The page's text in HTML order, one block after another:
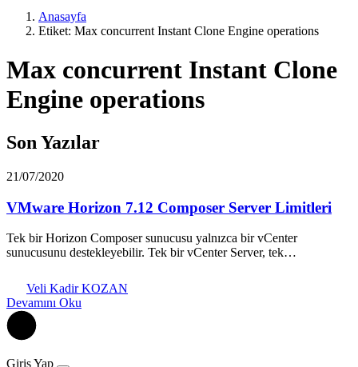
Anasayfa
Etiket: Max concurrent Instant Clone Engine operations
Max concurrent Instant Clone
Engine operations
Son Yazılar
21/07/2020
VMware Horizon 7.12 Composer Server Limitleri
Tek bir Horizon Composer sunucusu yalnızca bir vCenter
sunucusunu destekleyebilir. Tek bir vCenter Server, tek…
Veli Kadir KOZAN
Devamını Oku
Giriş Yap